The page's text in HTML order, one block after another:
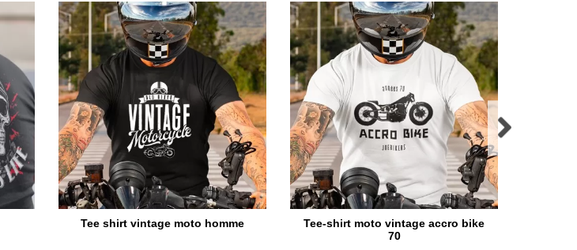
Tee shirt vintage moto homme
Tee-shirt moto vintage accro bike
70